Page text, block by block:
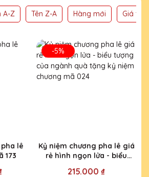
A-Z Tên Z-A Hàng mới Giá
lê
173
-5%
Kỷ niệm chương pha lê giá
rẻ hình ngọn lửa - biểu
kỷ niệm chương mã 024
215.000 ₫